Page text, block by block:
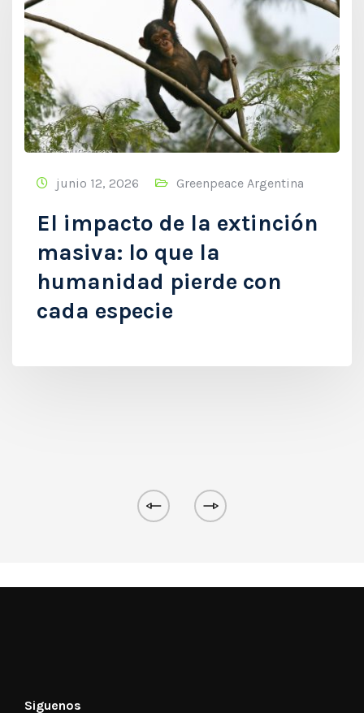
junio 12, 2026 Greenpeace Argentina
El impacto de la extinción
masiva: lo que la
humanidad pierde con
cada especie
Siguenos